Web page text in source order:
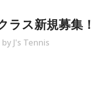
ラス新規募集！
by J's Tennis